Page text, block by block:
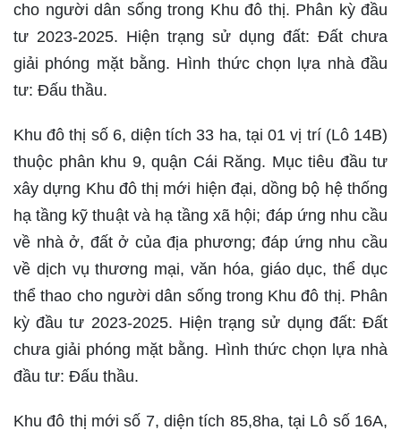
cho người dân sống trong Khu đô thị. Phân kỳ đầu
tư 2023-2025. Hiện trạng sử dụng đất: Đất chưa
giải phóng mặt bằng. Hình thức chọn lựa nhà đầu
tư: Đấu thầu.
Khu đô thị số 6, diện tích 33 ha, tại 01 vị trí (Lô 14B)
thuộc phân khu 9, quận Cái Răng. Mục tiêu đầu tư
xây dựng Khu đô thị mới hiện đại, dồng bộ hệ thống
hạ tầng kỹ thuật và hạ tầng xã hội; đáp ứng nhu cầu
về nhà ở, đất ở của địa phương; đáp ứng nhu cầu
về dịch vụ thương mại, văn hóa, giáo dục, thể dục
thể thao cho người dân sống trong Khu đô thị. Phân
kỳ đầu tư 2023-2025. Hiện trạng sử dụng đất: Đất
chưa giải phóng mặt bằng. Hình thức chọn lựa nhà
đầu tư: Đấu thầu.
Khu đô thị mới số 7, diện tích 85,8ha, tại Lô số 16A,